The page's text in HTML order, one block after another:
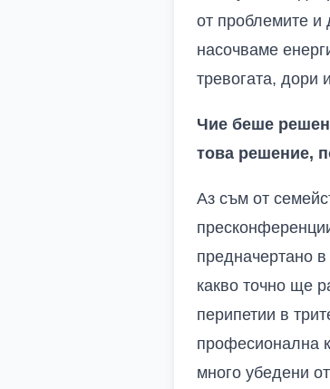
от проблемите и
насочваме
тревогата, дори
Чие беше
това решение,
Аз съм от
предначертано
какво точно ще
перипетии в
професионална
много убедени